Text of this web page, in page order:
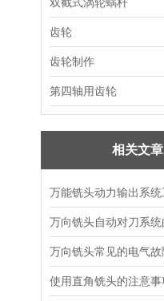
齿轮
齿轮制作
第四轴用齿轮
相关文章